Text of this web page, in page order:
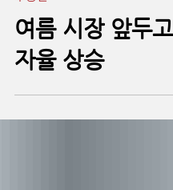
홍성호 기자
6월 10일
부동산
여름 시장 앞두고
자율 상승